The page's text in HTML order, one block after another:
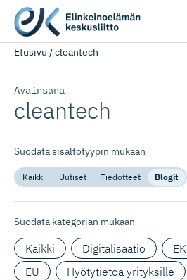
Etusivu /cleantech
Avainsana
cleantech
Suodata sisältötyypin mukaan
Kaikki Uutiset Tiedotteet Blogit
Suodata kategorian mukaan
Kaikki Digitalisaatio EK
EU
Hyötytietoa yrityksille